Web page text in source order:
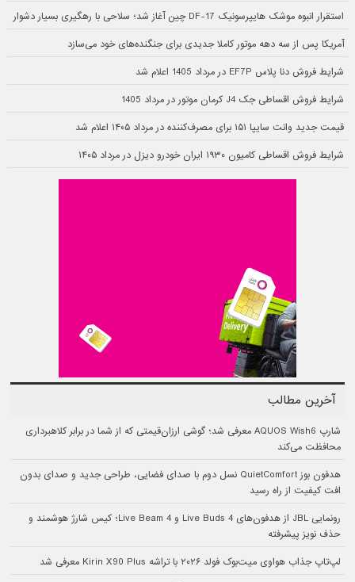
استقرار انبوه موشک هایپرسونیک DF-17 چین آغاز شد؛ سلاحی با رهگیری بسیار دشوار
آمریکا پس از سه دهه موتور کاملا جدیدی برای جنگنده‌های خود می‌سازد
شرایط فروش دنا پلاس EF7P در مرداد 1405 اعلام شد
شرایط فروش اقساطی جک J4 کرمان موتور در مرداد 1405
قیمت جدید وانت سایپا ۱۵۱ برای مصرف‌کننده در مرداد ۱۴۰۵ اعلام شد
شرایط فروش اقساطی کامیون ۱۹۳۰ ایران خودرو دیزل در مرداد ۱۴۰۵
آخرین مطالب
شارپ AQUOS Wish6 معرفی شد؛ گوشی ارزان‌قیمتی که از شما در برابر کلاهبرداری
محافظت می‌کند
هدفون بوز QuietComfort نسل دوم با صدای فضایی، طراحی جدید و صدای بدون
افت کیفیت از راه رسید
رونمایی JBL از هدفون‌های Live Buds 4 و Live Beam 4؛ کیس شارژ هوشمند و
حذف نویز پیشرفته
لپ‌تاپ جذاب هواوی میت‌بوک فولد ۲۰۲۶ با تراشه Kirin X90 Plus معرفی شد